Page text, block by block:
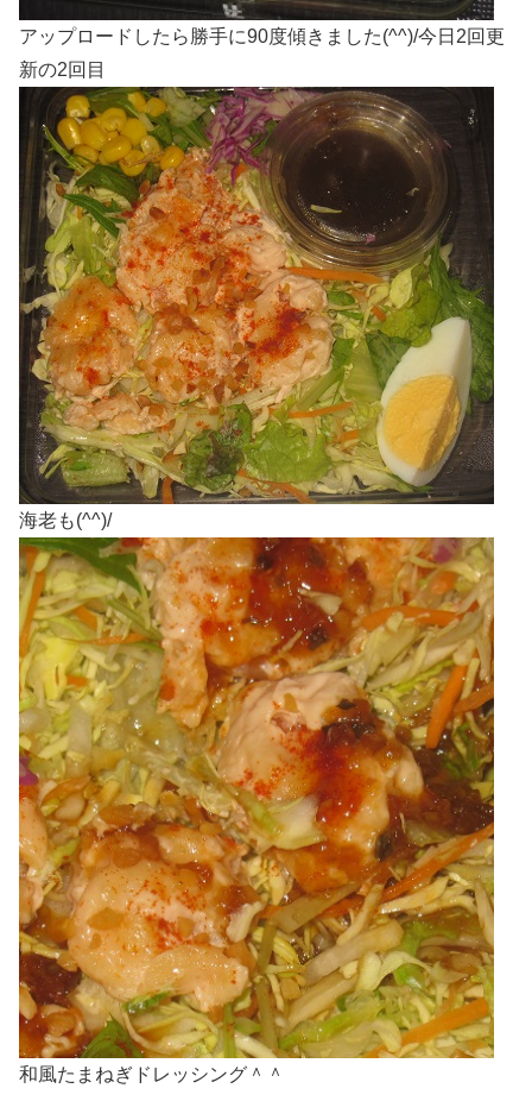
アップロードしたら勝手に90度傾きました(^^)/今日2回更
新の2回目
海老も(^^)/
和風たまねぎドレッシング＾＾